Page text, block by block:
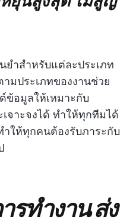
ำสำหรับแต่ละประเภท
มประเภทของงานช่วย
อมูลให้เหมาะกับ
จาะจงได้ ทำให้ทุกทีมได้
ให้ทุกคนต้องรับภาระกับ
รทำงาน ส่ง